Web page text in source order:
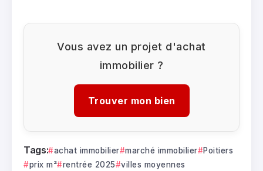
Vous avez un projet d'achat
immobilier ?
Trouver mon bien
Tags: achat immobilier marché immobilier
Poitiers
prix m²
rentrée 2025 villes moyennes